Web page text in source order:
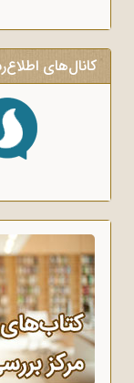
کانال‌های